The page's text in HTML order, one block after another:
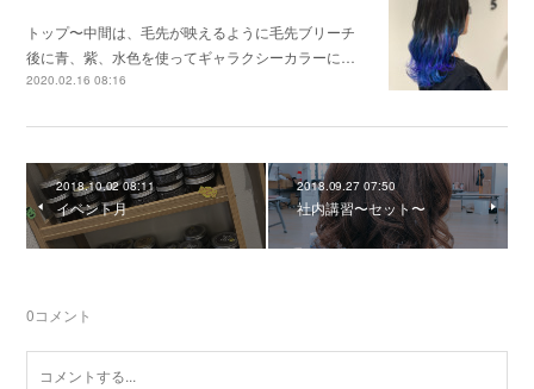
トップ〜中間は、毛先が映えるように毛先ブリーチ
後に青、紫、水色を使ってギャラクシーカラーに…
2020.02.16 08:16
2018.10.02 08:11
イベント月
2018.09.27 07:50
社内講習〜セット〜
0コメント